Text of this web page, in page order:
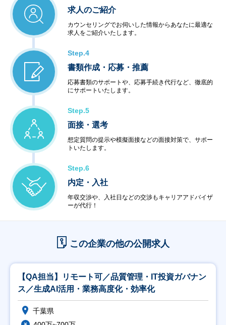
求人のご紹介
カウンセリングでお伺いした情報からあなたに最適な
求人をご紹介いたします。
Step.4
書類作成・応募・推薦
応募書類のサポートや、応募手続き代行など、徹底的
にサポートいたします。
Step.5
面接・選考
想定質問の提示や模擬面接などの面接対策で、サポー
トいたします。
Step.6
内定・入社
年収交渉や、入社日などの交渉もキャリアアドバイザ
ーが代行！
この企業の他の公開求人
【QA担当】リモート可／品質管理・IT投資ガバナン
ス／生成AI活用・業務高度化・効率化
千葉県